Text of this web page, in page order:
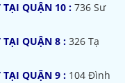
QUẬN 10 : 736 Sư
TẠI QUẬN 8 : 326 Tạ
TẠI QUẬN 9 : 104 Đình